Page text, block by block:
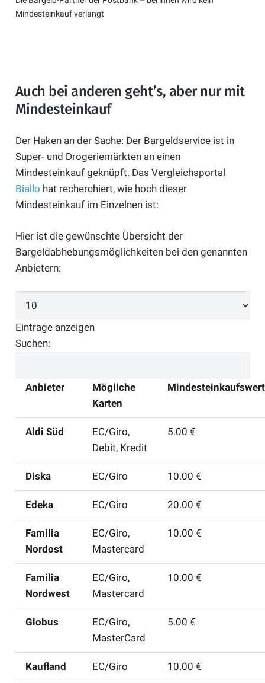
Mindesteinkauf verlangt
Auch bei anderen geht’s, aber nur mit
Mindesteinkauf
Der Haken an der Sache: Der Bargeldservice ist in
Super- und Drogeriemärkten an einen
Mindesteinkauf geknüpft. Das Vergleichsportal
Biallo hat recherchiert, wie hoch dieser
Mindesteinkauf im Einzelnen ist:
Hier ist die gewünschte Übersicht der
Bargeldabhebungsmöglichkeiten bei den genannten
Anbietern:
Einträge anzeigen
Suchen:
Anbieter
Mögliche
Karten
Mindesteinkaufswert
Aldi Süd
EC/Giro,
Debit, Kredit
5.00 €
Diska EC/Giro 10.00 €
Edeka EC/Giro 20.00 €
Familia
Nordost
EC/Giro,
Mastercard
10.00 €
Familia
Nordwest
EC/Giro,
Mastercard
10.00 €
Globus
EC/Giro,
MasterCard
5.00 €
Kaufland EC/Giro 10.00 €